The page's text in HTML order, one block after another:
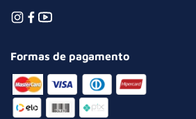
Formas de pagamento